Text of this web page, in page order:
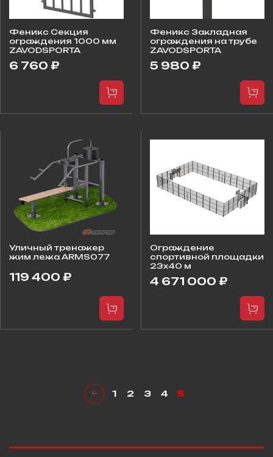
Феникс Секция
ограждения 1000 мм
ZAVODSPORTA
6 760 ₽
Феникс Закладная
ограждения на трубе
ZAVODSPORTA
5 980 ₽
Уличный тренажер
жим лежа ARMS077
119 400 ₽
Ограждение
спортивной площадки
23х40 м
4 671 000 ₽
1 2 3 4 5